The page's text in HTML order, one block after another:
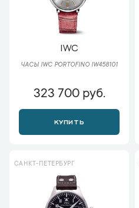
IWC
ЧАСЫ IWC PORTOFINO IW458101
323 700 руб.
КУПИТЬ
САНКТ-ПЕТЕРБУРГ